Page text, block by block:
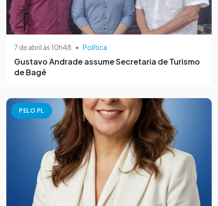
7 de abril às 10h48 • Política
Gustavo Andrade assume Secretaria de Turismo
de Bagé
PELO PL